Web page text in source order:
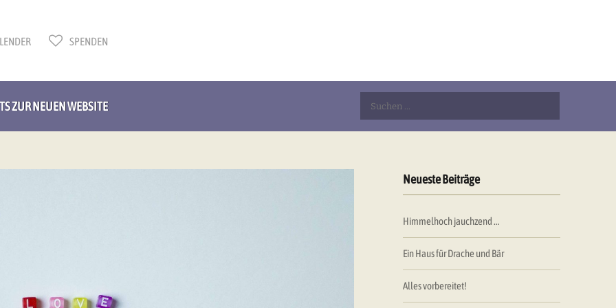
SPENDEN
ZUR NEUEN WEBSITE
Neueste Beiträge
Himmelhoch jauchzend …
Ein Haus für Drache und Bär
Alles vorbereitet!